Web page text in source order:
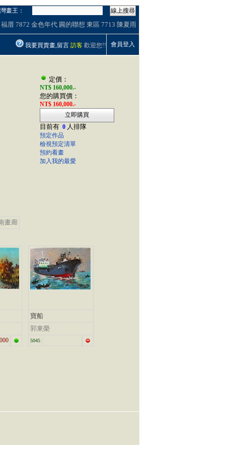
畫王：
線上搜尋
福厝 7872 金色年代 圓的聯想 東區 7713 陳夏雨
我要買賣畫,留言 訪客 歡迎您!! 會員登入
定價：
NT$ 160,000.-
您的購買價：
NT$ 160,000.-
立即購買
目前有 0 人排隊
預定作品
檢視預定清單
預約看畫
加入我的最愛
畫廊
寶船
郭東榮
5045